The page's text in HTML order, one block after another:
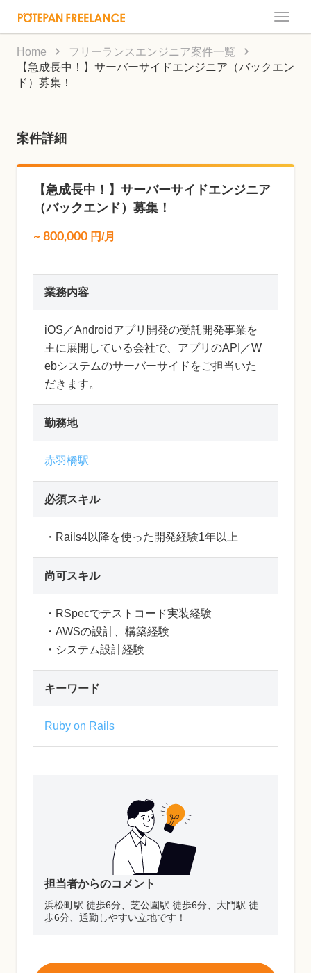
Toggle
Home
フリーランスエンジニア案件一覧
【急成長中！】サーバーサイドエンジニア（バックエン
ド）募集！
案件詳細
【急成長中！】サーバーサイドエンジニア
（バックエンド）募集！
~ 800,000 円/月
業務内容
iOS／Androidアプリ開発の受託開発事業を
主に展開している会社で、アプリのAPI／W
ebシステムのサーバーサイドをご担当いた
だきます。
勤務地
赤羽橋駅
必須スキル
・Rails4以降を使った開発経験1年以上
尚可スキル
・RSpecでテストコード実装経験
・AWSの設計、構築経験
・システム設計経験
キーワード
Ruby on Rails
担当者からのコメント
浜松町駅 徒歩6分、芝公園駅 徒歩6分、大門駅 徒
歩6分、通勤しやすい立地です！